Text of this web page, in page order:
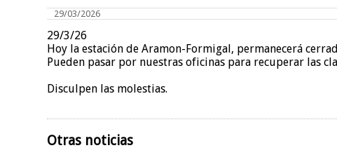
29/03/2026
29/3/26
Hoy la estación de Aramon-Formigal, permanecerá
Pueden pasar por nuestras oficinas para recuperar las
Disculpen las molestias.
Otras noticias